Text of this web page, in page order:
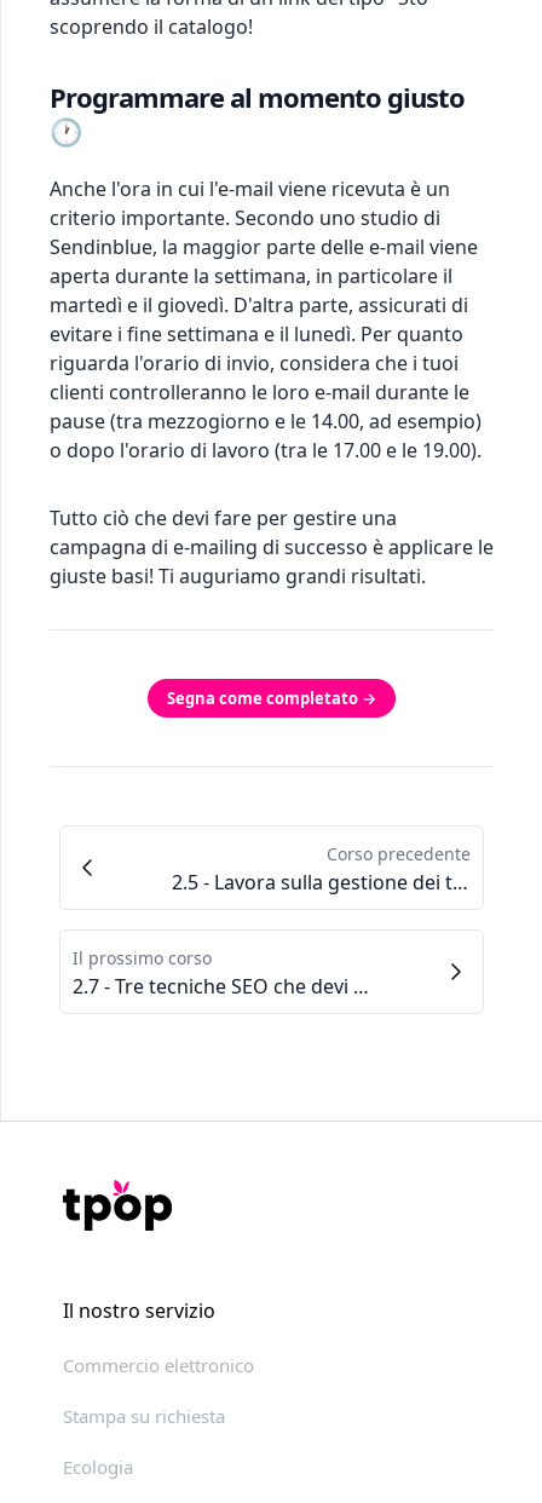
scoprendo il catalogo!
Programmare al momento giusto
🕐
Anche l'ora in cui l'e-mail viene ricevuta è un
criterio importante. Secondo uno studio di
Sendinblue, la maggior parte delle e-mail viene
aperta durante la settimana, in particolare il
martedì e il giovedì. D'altra parte, assicurati di
evitare i fine settimana e il lunedì. Per quanto
riguarda l'orario di invio, considera che i tuoi
clienti controlleranno le loro e-mail durante le
pause (tra mezzogiorno e le 14.00, ad esempio)
o dopo l'orario di lavoro (tra le 17.00 e le 19.00).
Tutto ciò che devi fare per gestire una
campagna di e-mailing di successo è applicare le
giuste basi! Ti auguriamo grandi risultati.
Segna come completato →
Corso precedente
2.5 - Lavora sulla gestione dei tuoi clienti
Il prossimo corso
2.7 - Tre tecniche SEO che devi assolutamente conoscere
Il nostro servizio
Commercio elettronico
Stampa su richiesta
Ecologia